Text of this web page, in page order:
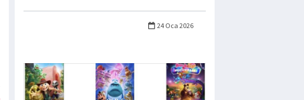
24 Oca 2026